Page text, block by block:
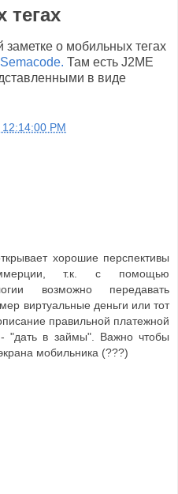
о мобильных тегах
Semacode. Там есть J2ME
в виде
PM
хорошие перспективы
т.к. с помощью
возможно передавать
виртуальные деньги или тот
правильной платежной
"дать в займы". Важно чтобы
мобильника (???)